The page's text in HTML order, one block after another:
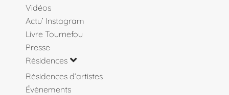
Vidéos
Actu’ Instagram
Livre Tournefou
Presse
Résidences
Résidences d’artistes
Évènements